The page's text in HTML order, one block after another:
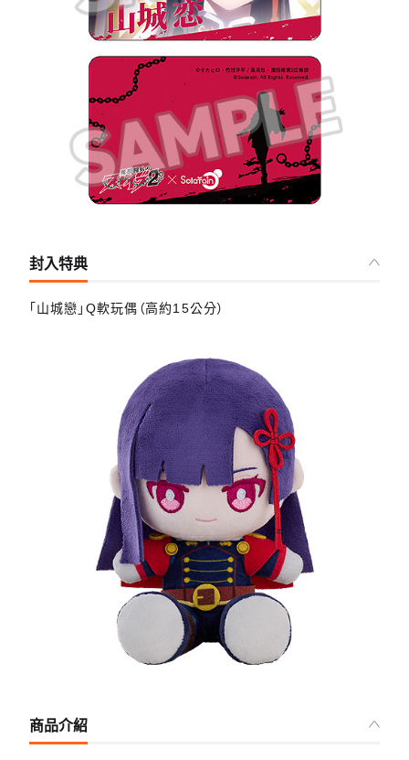
封入特典
「山城戀」Q軟玩偶（高約15公分）
商品介紹